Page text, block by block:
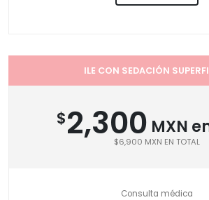
ILE CON SEDACIÓN
$2,300 MXN
$6,900 MXN EN TOTAL
Consulta médica